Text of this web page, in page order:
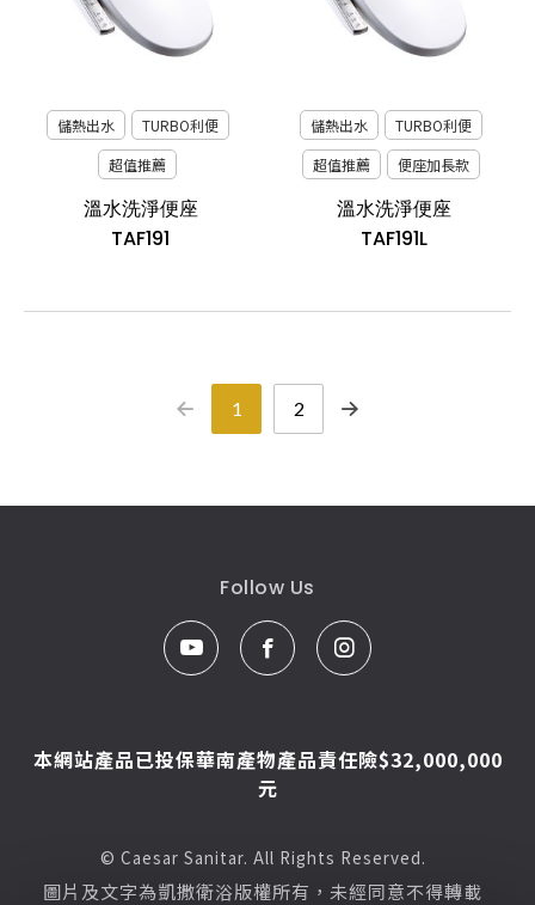
儲熱出水
TURBO利便
超值推薦
溫水洗淨便座
TAF191
儲熱出水
TURBO利便
超值推薦
便座加長款
溫水洗淨便座
TAF191L
1 2
Follow Us
本網站產品已投保華南產物產品責任險$32,000,000
元
© Caesar Sanitar. All Rights Reserved.
圖片及文字為凱撒衛浴版權所有，未經同意不得轉載